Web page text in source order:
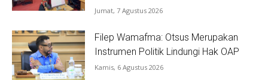
Jumat, 7 Agustus 2026
Filep Wamafma: Otsus Merupakan
Instrumen Politik Lindungi Hak OAP
Kamis, 6 Agustus 2026